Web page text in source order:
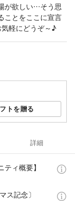
が欲しい…そう思
ことをここに宣言
軽にどうぞ～♪
トを贈る
詳細
ィ概要】
ス記念〕